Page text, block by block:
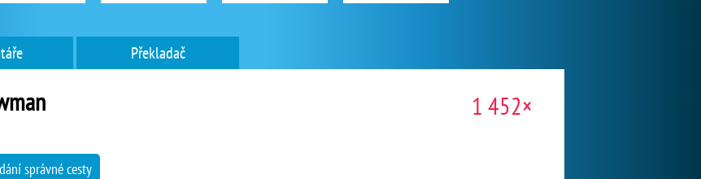
Překladač
1 452×
správné cesty